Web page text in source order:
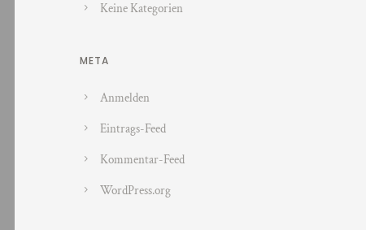
Keine Kategorien
META
Anmelden
Eintrags-Feed
Kommentar-Feed
WordPress.org